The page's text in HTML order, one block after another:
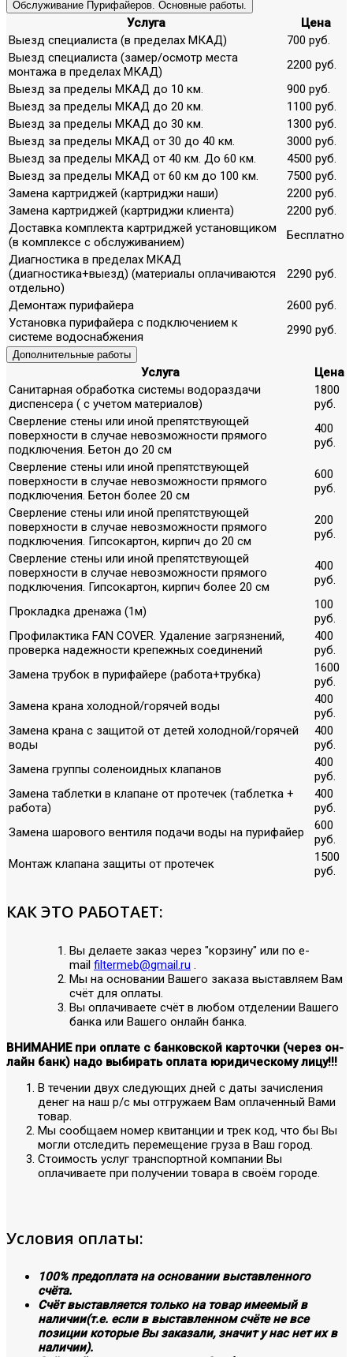
Обслуживание Пурифайеров. Основные работы.
Услуга
Цена
Выезд специалиста (в пределах МКАД)
700 руб.
Выезд специалиста (замер/осмотр места
монтажа в пределах МКАД)
2200 руб.
Выезд за пределы МКАД до 10 км.
900 руб.
Выезд за пределы МКАД до 20 км.
1100 руб.
Выезд за пределы МКАД до 30 км.
1300 руб.
Выезд за пределы МКАД от 30 до 40 км.
3000 руб.
Выезд за пределы МКАД от 40 км. До 60 км.
4500 руб.
Выезд за пределы МКАД от 60 км до 100 км.
7500 руб.
Замена картриджей (картриджи наши)
2200 руб.
Замена картриджей (картриджи клиента)
2200 руб.
Доставка комплекта картриджей установщиком
(в комплексе с обслуживанием)
Бесплатно
Диагностика в пределах МКАД
(диагностика+выезд) (материалы оплачиваются
отдельно)
2290 руб.
Демонтаж пурифайера
2600 руб.
Установка пурифайера с подключением к
системе водоснабжения
2990 руб.
Дополнительные работы
Услуга
Цена
Санитарная обработка системы водораздачи
диспенсера ( с учетом материалов)
1800
руб.
Сверление стены или иной препятствующей
поверхности в случае невозможности прямого
подключения. Бетон до 20 см
400
руб.
Сверление стены или иной препятствующей
поверхности в случае невозможности прямого
подключения. Бетон более 20 см
600
руб.
Сверление стены или иной препятствующей
поверхности в случае невозможности прямого
подключения. Гипсокартон, кирпич до 20 см
200
руб.
Сверление стены или иной препятствующей
поверхности в случае невозможности прямого
подключения. Гипсокартон, кирпич более 20 см
400
руб.
Прокладка дренажа (1м)
100
руб.
Профилактика FAN COVER. Удаление загрязнений,
проверка надежности крепежных соединений
400
руб.
Замена трубок в пурифайере (работа+трубка)
1600
руб.
Замена крана холодной/горячей воды
400
руб.
Замена крана с защитой от детей холодной/горячей
воды
400
руб.
Замена группы соленоидных клапанов
400
руб.
Замена таблетки в клапане от протечек (таблетка +
работа)
400
руб.
Замена шарового вентиля подачи воды на пурифайер
600
руб.
Монтаж клапана защиты от протечек
1500
руб.
КАК ЭТО РАБОТАЕТ:
Вы делаете заказ через "корзину" или по е-
mail filtermeb@gmail.ru .
Мы на основании Вашего заказа выставляем Вам
счёт для оплаты.
Вы оплачиваете счёт в любом отделении Вашего
банка или Вашего онлайн банка.
ВНИМАНИЕ при оплате с банковской карточки (через он-
лайн банк) надо выбирать оплата юридическому лицу!!!
В течении двух следующих дней с даты зачисления
денег на наш р/с мы отгружаем Вам оплаченный Вами
товар.
Мы сообщаем номер квитанции и трек код, что бы Вы
могли отследить перемещение груза в Ваш город.
Стоимость услуг транспортной компании Вы
оплачиваете при получении товара в своём городе.
Условия оплаты:
100% предоплата на основании выставленного
счёта.
Счёт выставляется только на товар имеемый в
наличии(т.е. если в выставленном счёте не все
позиции которые Вы заказали, значит у нас нет их в
наличии).